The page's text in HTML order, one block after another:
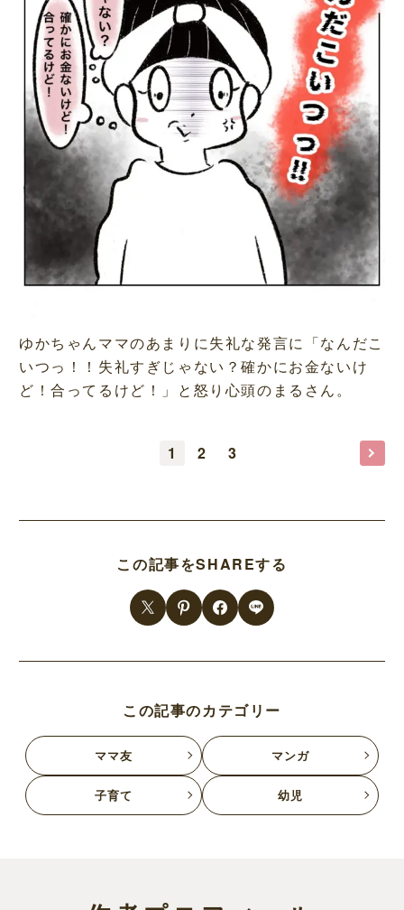
ゆかちゃんママのあまりに失礼な発言に「なんだこ
いつっ！！失礼すぎじゃない？確かにお金ないけ
ど！合ってるけど！」と怒り心頭のまるさん。
1 2 3
この記事をSHAREする
この記事のカテゴリー
ママ友 マンガ
子育て 幼児